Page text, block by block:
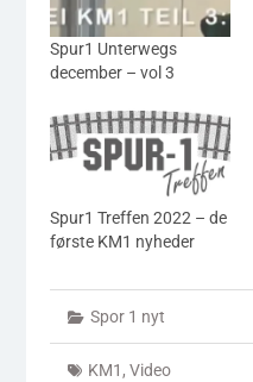
Spur1 Unterwegs
december – vol 3
Spur1 Treffen 2022 – de
første KM1 nyheder
Spor 1 nyt
KM1 , Video